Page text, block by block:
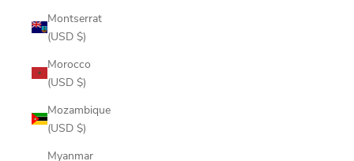
Montserrat
(USD $)
Morocco
(USD $)
Mozambique
(USD $)
Myanmar